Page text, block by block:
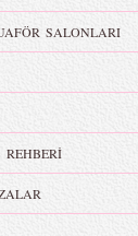
SALONLARI